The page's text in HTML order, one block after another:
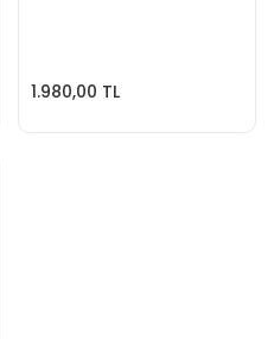
1.980,00 TL